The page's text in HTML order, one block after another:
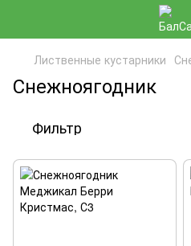
Лиственные кустарники
Снежноягодник
Фильтр